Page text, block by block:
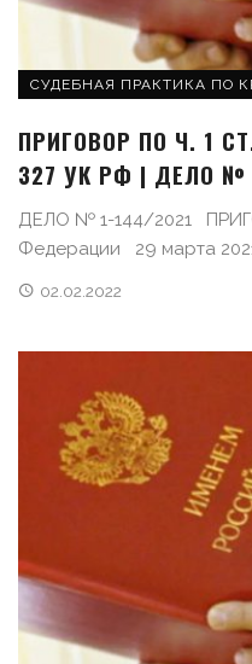
СУДЕБНАЯ ПРАКТИКА ПО
ПРИГОВОР ПО Ч. 1
327 УК РФ | ДЕЛО №
ДЕЛО № 1-144/2021
Федерации 29 марта 2021
02.02.2022